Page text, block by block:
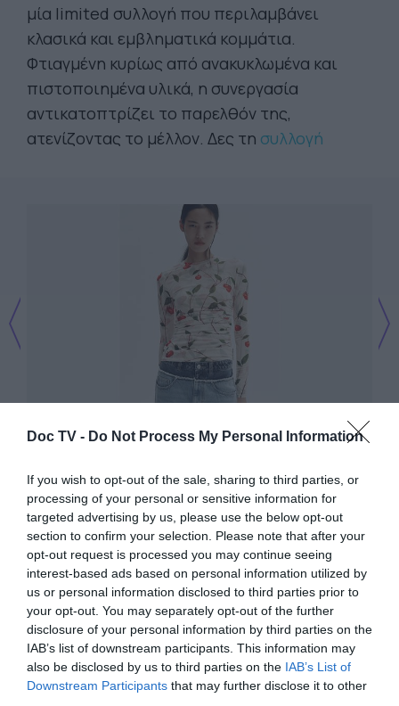
Doc TV - Do Not Process My Personal Information
If you wish to opt-out of the sale, sharing to third parties, or
processing of your personal or sensitive information for
targeted advertising by us, please use the below opt-out
section to confirm your selection. Please note that after your
opt-out request is processed you may continue seeing
interest-based ads based on personal information utilized by
us or personal information disclosed to third parties prior to
your opt-out. You may separately opt-out of the further
disclosure of your personal information by third parties on the
IAB’s list of downstream participants. This information may
also be disclosed by us to third parties on the IAB’s List of
Downstream Participants that may further disclose it to other
μία limited συλλογή που περιλαμβάνει
κλασικά και εμβληματικά κομμάτια.
Φτιαγμένη κυρίως από ανακυκλωμένα και
πιστοποιημένα υλικά, η συνεργασία
αντικατοπτρίζει το παρελθόν της,
ατενίζοντας το μέλλον. Δες τη συλλογή